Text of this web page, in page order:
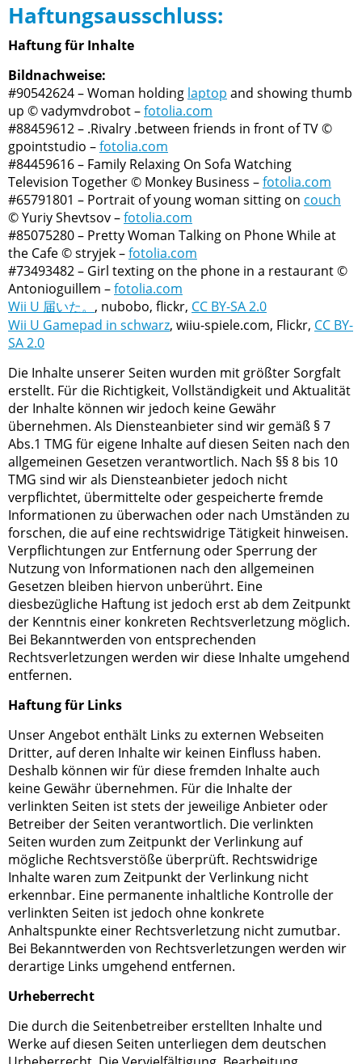
Haftungsausschluss:
Haftung für Inhalte
Bildnachweise:
#90542624 – Woman holding laptop and showing thumb
up © vadymvdrobot –fotolia.com
#88459612 – .Rivalry .between friends in front of TV ©
gpointstudio –fotolia.com
#84459616 – Family Relaxing On Sofa Watching
Television Together © Monkey Business –fotolia.com
#65791801 – Portrait of young woman sitting on couch
© Yuriy Shevtsov –fotolia.com
#85075280 – Pretty Woman Talking on Phone While at
the Cafe © stryjek –fotolia.com
#73493482 – Girl texting on the phone in a restaurant ©
Antonioguillem –fotolia.com
Wii U 届いた。 , nubobo, flickr, CC BY-SA 2.0
Wii U Gamepad in schwarz, wiiu-spiele.com, Flickr, CC BY-
SA 2.0
Die Inhalte unserer Seiten wurden mit größter Sorgfalt
erstellt. Für die Richtigkeit, Vollständigkeit und Aktualität
der Inhalte können wir jedoch keine Gewähr
übernehmen. Als Diensteanbieter sind wir gemäß § 7
Abs.1 TMG für eigene Inhalte auf diesen Seiten nach den
allgemeinen Gesetzen verantwortlich. Nach §§ 8 bis 10
TMG sind wir als Diensteanbieter jedoch nicht
verpflichtet, übermittelte oder gespeicherte fremde
Informationen zu überwachen oder nach Umständen zu
forschen, die auf eine rechtswidrige Tätigkeit hinweisen.
Verpflichtungen zur Entfernung oder Sperrung der
Nutzung von Informationen nach den allgemeinen
Gesetzen bleiben hiervon unberührt. Eine
diesbezügliche Haftung ist jedoch erst ab dem Zeitpunkt
der Kenntnis einer konkreten Rechtsverletzung möglich.
Bei Bekanntwerden von entsprechenden
Rechtsverletzungen werden wir diese Inhalte umgehend
entfernen.
Haftung für Links
Unser Angebot enthält Links zu externen Webseiten
Dritter, auf deren Inhalte wir keinen Einfluss haben.
Deshalb können wir für diese fremden Inhalte auch
keine Gewähr übernehmen. Für die Inhalte der
verlinkten Seiten ist stets der jeweilige Anbieter oder
Betreiber der Seiten verantwortlich. Die verlinkten
Seiten wurden zum Zeitpunkt der Verlinkung auf
mögliche Rechtsverstöße überprüft. Rechtswidrige
Inhalte waren zum Zeitpunkt der Verlinkung nicht
erkennbar. Eine permanente inhaltliche Kontrolle der
verlinkten Seiten ist jedoch ohne konkrete
Anhaltspunkte einer Rechtsverletzung nicht zumutbar.
Bei Bekanntwerden von Rechtsverletzungen werden wir
derartige Links umgehend entfernen.
Urheberrecht
Die durch die Seitenbetreiber erstellten Inhalte und
Werke auf diesen Seiten unterliegen dem deutschen